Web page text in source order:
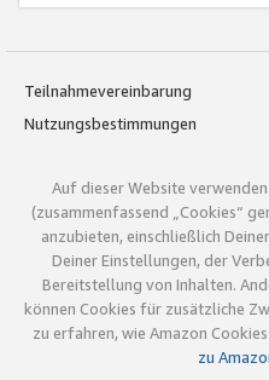
Teilnahmevereinbarung
Nutzungsbestimmungen
Auf dieser Website
(zusammenfassend „Cookies“
anzubieten, einschließlich
Deiner Einstellungen, der
Bereitstellung von Inhalten.
können Cookies für zusätzliche
zu erfahren, wie Amazon
zu